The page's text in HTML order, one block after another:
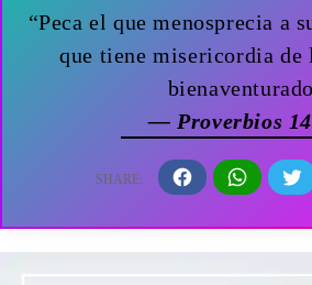
“Peca el que menosprecia a
que tiene misericordia de
— Proverbios